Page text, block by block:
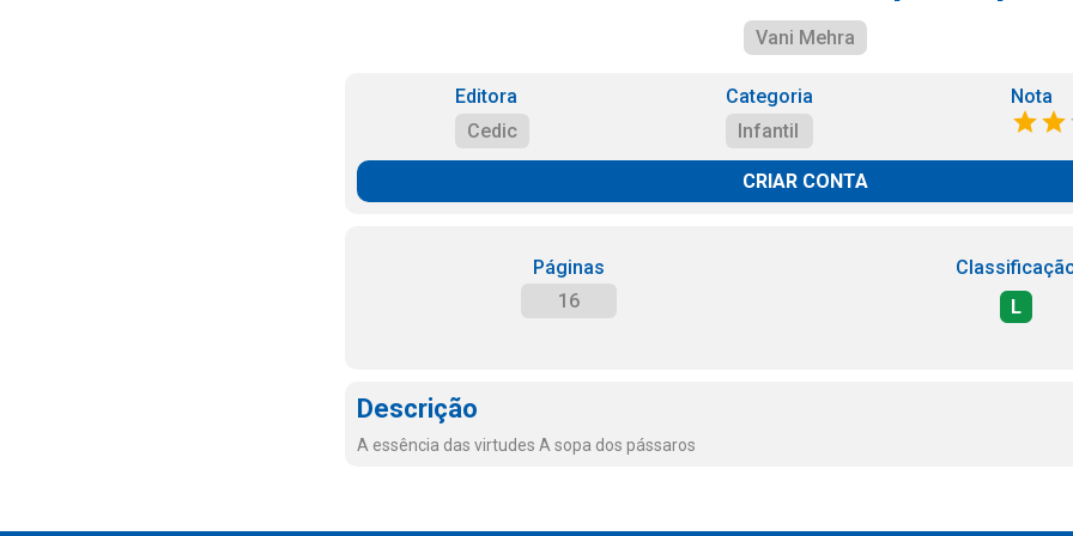
Vani Mehra
Editora
Cedic
Categoria
Infantil
Nota
CRIAR CONTA
Páginas
16
L
Descrição
A essência das virtudes A sopa dos pássaros